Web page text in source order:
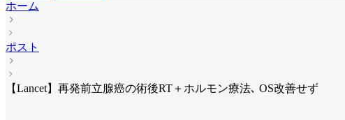
ホーム
ポスト
【Lancet】再発前立腺癌の術後RT＋ホルモン療法､ OS改善せず